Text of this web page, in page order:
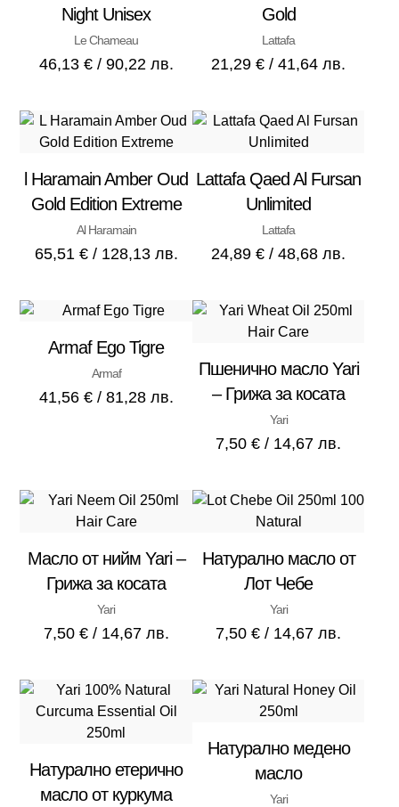
Night Unisex
Le Chameau
46,13 €/ 90,22 лв.
Gold
Lattafa
21,29€ / 41,64 лв.
l Haramain Amber Oud
Gold Edition Extreme
Al Haramain
65,51 €/ 128,13 лв.
Lattafa Qaed Al Fursan
Unlimited
Lattafa
24,89€ / 48,68 лв.
Armaf Ego Tigre
Armaf
41,56 €/ 81,28 лв.
Пшенично масло Yari
– Грижа за косата
Yari
7,50€ / 14,67 лв.
Масло от нийм Yari –
Грижа за косата
Yari
7,50 €/ 14,67 лв.
Натурално масло от
Лот Чебе
Yari
7,50€ / 14,67 лв.
Натурално етерично
масло от куркума
Натурално медено
масло
Yari